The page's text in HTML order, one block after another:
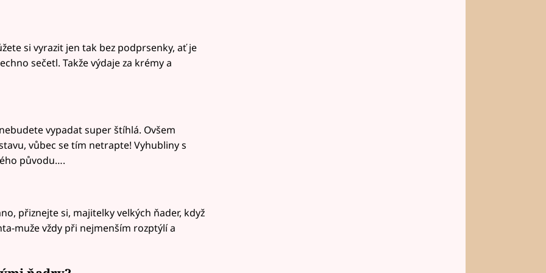
si vyrazit jen tak bez podprsenky, ať je
sečetl. Takže výdaje za krémy a
vypadat super štíhlá. Ovšem
vůbec se tím netrapte! Vyhubliny s
původu….
přiznejte si, majitelky velkých ňader, když
muže vždy při nejmenším rozptýlí a